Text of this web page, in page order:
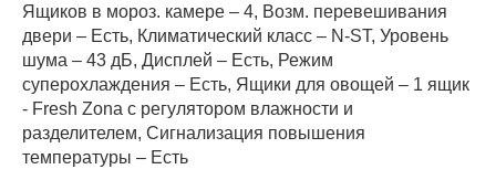
Ящиков в мороз. камере – 4, Возм. перевешивания
двери – Есть, Климатический класс – N-ST, Уровень
шума – 43 дБ, Дисплей – Есть, Режим
суперохлаждения – Есть, Ящики для овощей – 1 ящик
- Fresh Zona с регулятором влажности и
разделителем, Сигнализация повышения
температуры – Есть